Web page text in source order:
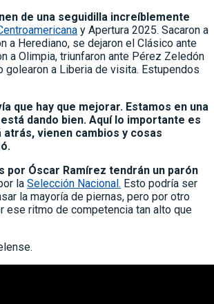
de una seguidilla increíblemente
y Apertura 2025. Sacaron a
a Herediano, se dejaron el Clásico ante
a Olimpia, triunfaron ante Pérez Zeledón
golearon a Liberia de visita. Estupendos
que hay que mejorar. Estamos en una
dando bien. Aquí lo importante es
atrás, vienen cambios y cosas
por Óscar Ramírez tendrán un parón
la Selección Nacional. Esto podría ser
la mayoría de piernas, pero por otro
ese ritmo de competencia tan alto que